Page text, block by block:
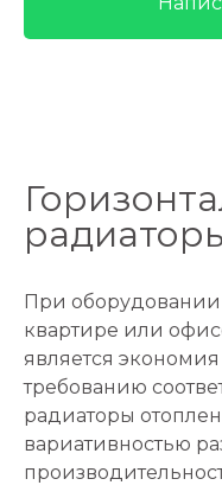
При оборудовании
квартире или
является
требованию
радиаторы
вариативностью